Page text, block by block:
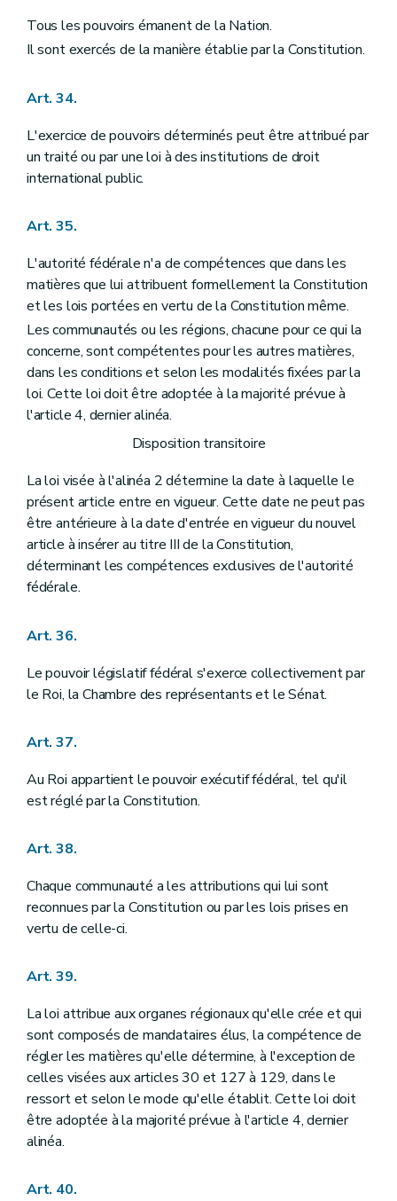
Tous les pouvoirs émanent de la Nation.
Il sont exercés de la manière établie par la Constitution.
Art. 34.
L'exercice de pouvoirs déterminés peut être attribué par
un traité ou par une loi à des institutions de droit
international public.
Art. 35.
L'autorité fédérale n'a de compétences que dans les
matières que lui attribuent formellement la Constitution
et les lois portées en vertu de la Constitution même.
Les communautés ou les régions, chacune pour ce qui la
concerne, sont compétentes pour les autres matières,
dans les conditions et selon les modalités fixées par la
loi. Cette loi doit être adoptée à la majorité prévue à
l'article 4, dernier alinéa.
Disposition transitoire
La loi visée à l'alinéa 2 détermine la date à laquelle le
présent article entre en vigueur. Cette date ne peut pas
être antérieure à la date d'entrée en vigueur du nouvel
article à insérer au titre III de la Constitution,
déterminant les compétences exclusives de l'autorité
fédérale.
Art. 36.
Le pouvoir législatif fédéral s'exerce collectivement par
le Roi, la Chambre des représentants et le Sénat.
Art. 37.
Au Roi appartient le pouvoir exécutif fédéral, tel qu'il
est réglé par la Constitution.
Art. 38.
Chaque communauté a les attributions qui lui sont
reconnues par la Constitution ou par les lois prises en
vertu de celle-ci.
Art. 39.
La loi attribue aux organes régionaux qu'elle crée et qui
sont composés de mandataires élus, la compétence de
régler les matières qu'elle détermine, à l'exception de
celles visées aux articles 30 et 127 à 129, dans le
ressort et selon le mode qu'elle établit. Cette loi doit
être adoptée à la majorité prévue à l'article 4, dernier
alinéa.
Art. 40.